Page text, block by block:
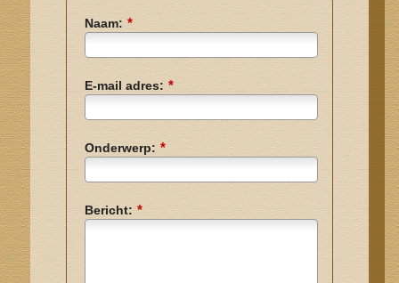
Naam: *
E-mail adres: *
Onderwerp: *
Bericht: *